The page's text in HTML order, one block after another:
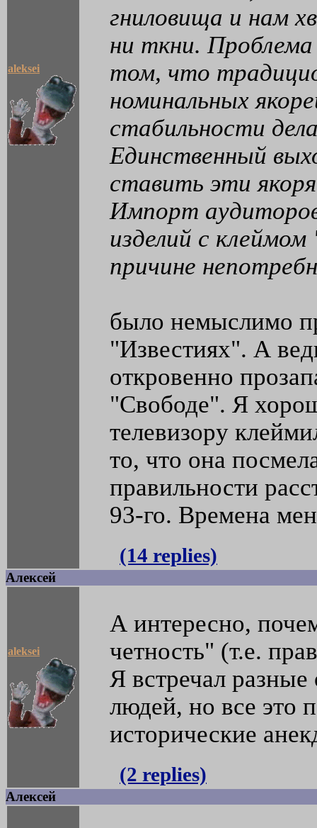
aleksei
гниловища и нам
ни ткни. Проблема
том, что
номинальных
стабильности
Единственный
ставить эти
Импорт
изделий с
причине
было немыслимо
"Известиях". А
откровенно
"Свободе". Я
телевизору
то, что она
правильности
93-го. Времена
(14 replies)
Алексей
aleksei
А интересно,
четность" (т.е.
Я встречал
людей, но все это
исторические
(2 replies)
Алексей